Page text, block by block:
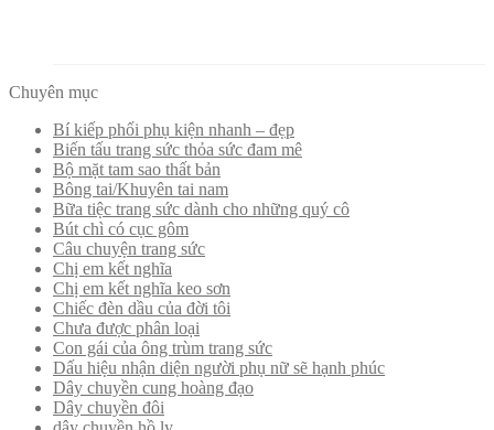
Chuyên mục
Bí kiếp phối phụ kiện nhanh – đẹp
Biến tấu trang sức thỏa sức đam mê
Bộ mặt tam sao thất bản
Bông tai/Khuyên tai nam
Bữa tiệc trang sức dành cho những quý cô
Bút chì có cục gôm
Câu chuyện trang sức
Chị em kết nghĩa
Chị em kết nghĩa keo sơn
Chiếc đèn dầu của đời tôi
Chưa được phân loại
Con gái của ông trùm trang sức
Dấu hiệu nhận diện người phụ nữ sẽ hạnh phúc
Dây chuyền cung hoàng đạo
Dây chuyền đôi